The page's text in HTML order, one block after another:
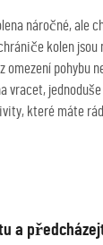
náročné, ale
kolen
omezení pohybu
vracet,
které máte
a